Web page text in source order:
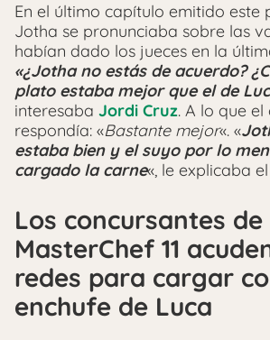
En el último capítulo emitido este
Jotha se pronunciaba sobre las
habían dado los jueces en la
«¿Jotha no estás de acuerdo?
plato estaba mejor que el de
interesaba Jordi Cruz. A lo que
respondía: «Bastante mejor«. «
estaba bien y el suyo por lo
cargado la carne«, le explicaba
Los concursantes de
MasterChef 11
redes para cargar
enchufe de Luca